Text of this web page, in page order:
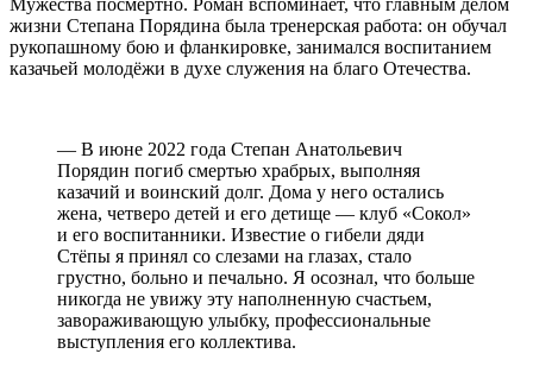
жизни Степана Порядина была тренерская работа: он обучал
рукопашному бою и фланкировке, занимался воспитанием
казачьей молодёжи в духе служения на благо Отечества.
— В июне 2022 года Степан Анатольевич
Порядин погиб смертью храбрых, выполняя
казачий и воинский долг. Дома у него остались
жена, четверо детей и его детище — клуб «Сокол»
и его воспитанники. Известие о гибели дяди
Стёпы я принял со слезами на глазах, стало
грустно, больно и печально. Я осознал, что больше
никогда не увижу эту наполненную счастьем,
завораживающую улыбку, профессиональные
выступления его коллектива.